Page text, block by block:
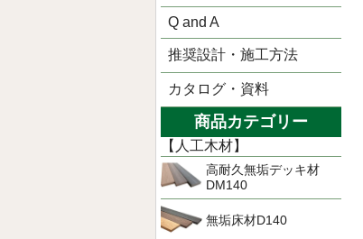
Q and A
推奨設計・施工方法
カタログ・資料
商品カテゴリー
【人工木材】
高耐久無垢デッキ材
DM140
無垢床材D140